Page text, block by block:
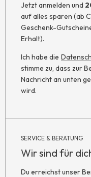
Jetzt anmelden und
auf alles sparen (ab
Geschenk-
Erhalt).
Ich habe die
stimme zu, dass zur
Nachricht an unten
wird.
SERVICE & BERATUNG
Wir sind für
Du erreichst unser